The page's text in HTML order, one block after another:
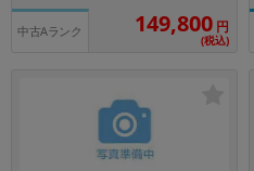
中古Aランク 149,800 円
(税込)
シリーズ
商品シリーズ名・ブランド名の絞り込み。
製造、販売メーカーの絞り込み
「Apple」「SONY」「SHARP」など